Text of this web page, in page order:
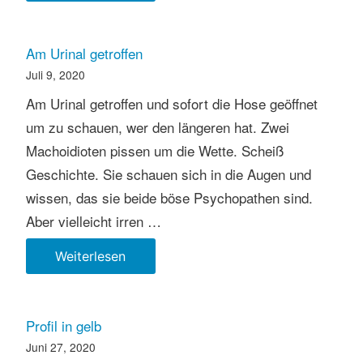
–
des
Am Urinal getroffen
Juli 9, 2020
Am Urinal getroffen und sofort die Hose geöffnet
um zu schauen, wer den längeren hat. Zwei
Machoidioten pissen um die Wette. Scheiß
Geschichte. Sie schauen sich in die Augen und
wissen, das sie beide böse Psychopathen sind.
Aber vielleicht irren …
WeiterlesenAm
Urinal
Profil in gelb
Juni 27, 2020